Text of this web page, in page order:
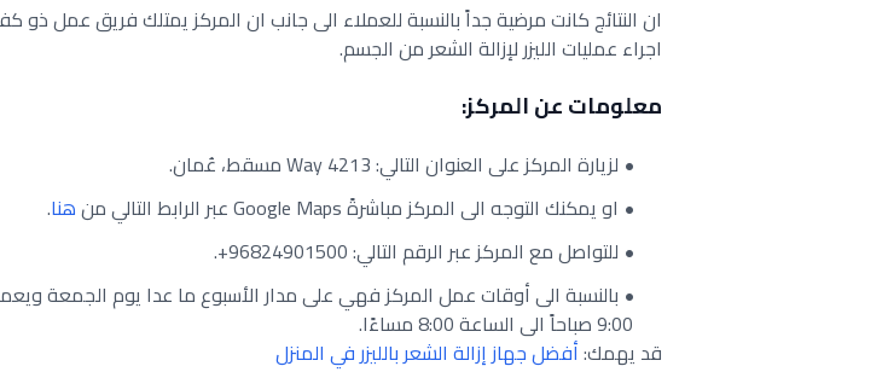
ان النتائج كانت مرضية جداً بالنسبة للعملاء الى جانب ان المركز يمتلك فريق عمل ذو
اجراء عمليات الليزر لإزالة الشعر من الجسم.
معلومات عن المركز:
لزيارة المركز على العنوان التالي: Way 4213 مسقط، عُمان.
او يمكنك التوجه الى المركز مباشرةً Google Maps عبر الرابط التالي من
هنا.
للتواصل مع المركز عبر الرقم التالي: 96824901500+.
بالنسبة الى أوقات عمل المركز فهي على مدار الأسبوع ما عدا يوم الجمعة
9:00 صباحاً الى الساعة 8:00 مساءًا.
قد يهمك:أفضل جهاز إزالة الشعر بالليزر في المنزل